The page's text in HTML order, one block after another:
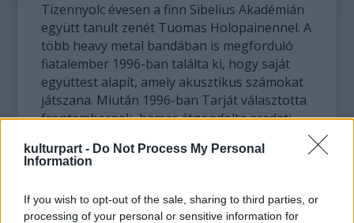
kulturpart - Do Not Process My Personal
Information
If you wish to opt-out of the sale, sharing to third parties, or
processing of your personal or sensitive information for
Tizennyolc évesen a finn Sibelius Akadémián
együtt tanult zenét Tuomas Holopainennel. A
több heavy metal bandában is megforduló
fiatalember 1996-ban találta ki, hogy saját
együttest alapít, amely akusztikus számokat
játszana. Miután 1996-ban Tarját választotta
frontembernek, hamar átgondolta eredeti
szándékát, mert egyértelmű volt, hogy ehhez
a hanghoz egy erőteljesebb stílus illik, ezért
később méltán lett világhírű.